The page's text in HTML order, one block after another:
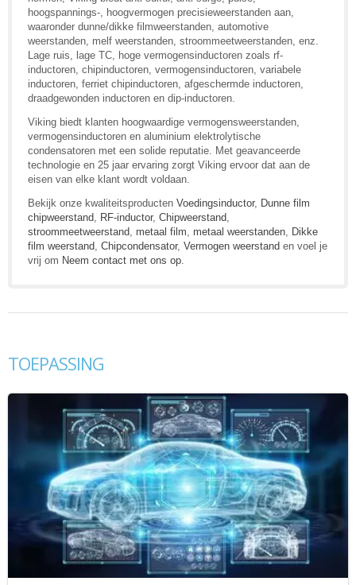
hoogspannings-, hoogvermogen precisieweerstanden aan,
waaronder dunne/dikke filmweerstanden, automotive
weerstanden, melf weerstanden, stroommeetweerstanden, enz.
Lage ruis, lage TC, hoge vermogensinductoren zoals rf-
inductoren, chipinductoren, vermogensinductoren, variabele
inductoren, ferriet chipinductoren, afgeschermde inductoren,
draadgewonden inductoren en dip-inductoren.
Viking biedt klanten hoogwaardige vermogensweerstanden,
vermogensinductoren en aluminium elektrolytische
condensatoren met een solide reputatie. Met geavanceerde
technologie en 25 jaar ervaring zorgt Viking ervoor dat aan de
eisen van elke klant wordt voldaan.
Bekijk onze kwaliteitsproducten Voedingsinductor, Dunne film
chipweerstand, RF-inductor, Chipweerstand,
stroommeetweerstand, metaal film, metaal weerstanden, Dikke
film weerstand, Chipcondensator, Vermogen weerstand en voel je
vrij om Neem contact met ons op.
TOEPASSING